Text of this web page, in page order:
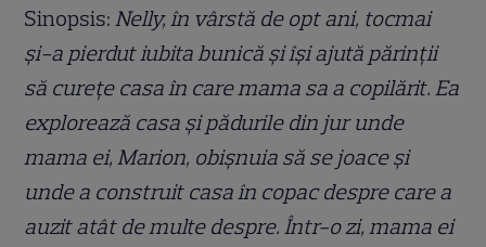
Sinopsis:Nelly,în vârstă de opt ani, tocmai
și-a pierdut iubita bunică șiîși ajută părinții
să curețe casaîn care mama sa a copilărit. Ea
explorează casa și pădurile din jur unde
mama ei, Marion, obișnuia să se joaceși
unde a construit casaîn copac despre care a
auzit atât de multe despre.Într-o zi, mama ei